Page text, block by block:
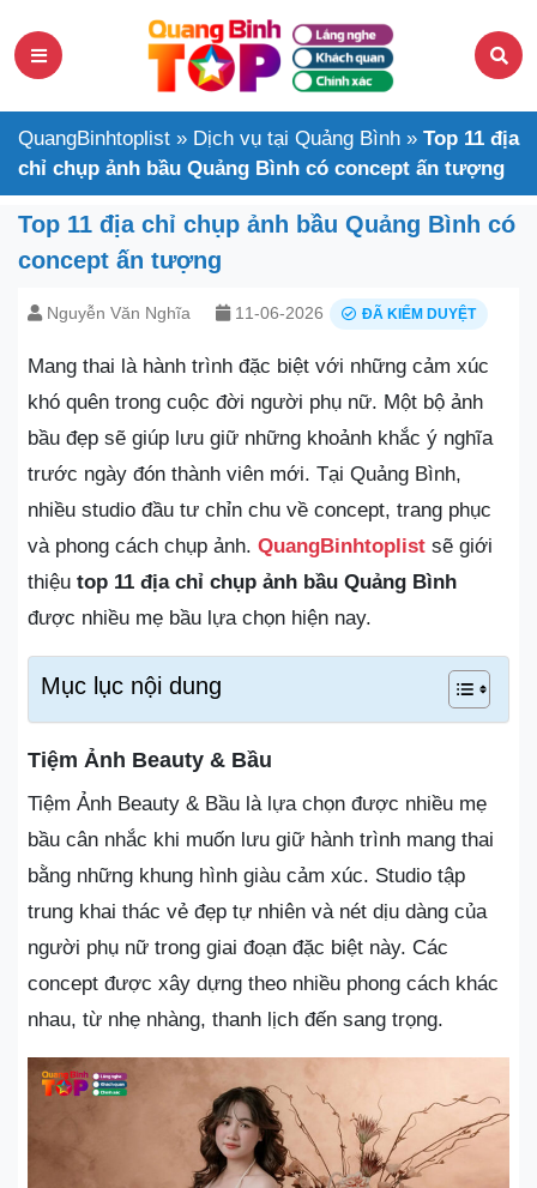
QuangBinhtoplist » Dịch vụ tại Quảng Bình » Top 11 địa
chỉ chụp ảnh bầu Quảng Bình có concept ấn tượng
Top 11 địa chỉ chụp ảnh bầu Quảng Bình có
concept ấn tượng
Nguyễn Văn Nghĩa 11-06-2026 ĐÃ KIỂM DUYỆT
Mang thai là hành trình đặc biệt với những cảm xúc
khó quên trong cuộc đời người phụ nữ. Một bộ ảnh
bầu đẹp sẽ giúp lưu giữ những khoảnh khắc ý nghĩa
trước ngày đón thành viên mới. Tại Quảng Bình,
nhiều studio đầu tư chỉn chu về concept, trang phục
và phong cách chụp ảnh. QuangBinhtoplist sẽ giới
thiệu top 11 địa chỉ chụp ảnh bầu Quảng Bình
được nhiều mẹ bầu lựa chọn hiện nay.
Mục lục nội dung
Tiệm Ảnh Beauty & Bầu
Tiệm Ảnh Beauty & Bầu là lựa chọn được nhiều mẹ
bầu cân nhắc khi muốn lưu giữ hành trình mang thai
bằng những khung hình giàu cảm xúc. Studio tập
trung khai thác vẻ đẹp tự nhiên và nét dịu dàng của
người phụ nữ trong giai đoạn đặc biệt này. Các
concept được xây dựng theo nhiều phong cách khác
nhau, từ nhẹ nhàng, thanh lịch đến sang trọng.